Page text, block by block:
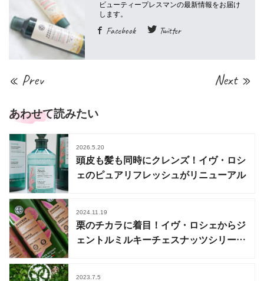
Facebook Twitter
« Prev Next »
あわせて読みたい
2026.5.20
頭皮も髪も同時にクレンズ！イヴ・ロシ
ェのピュアリフレッシュがリニューアル
2024.11.19
栗のチカラに着目！イヴ・ロシェからジ
ェントルミルキーチェスナッツシリーズ
2023.7.5